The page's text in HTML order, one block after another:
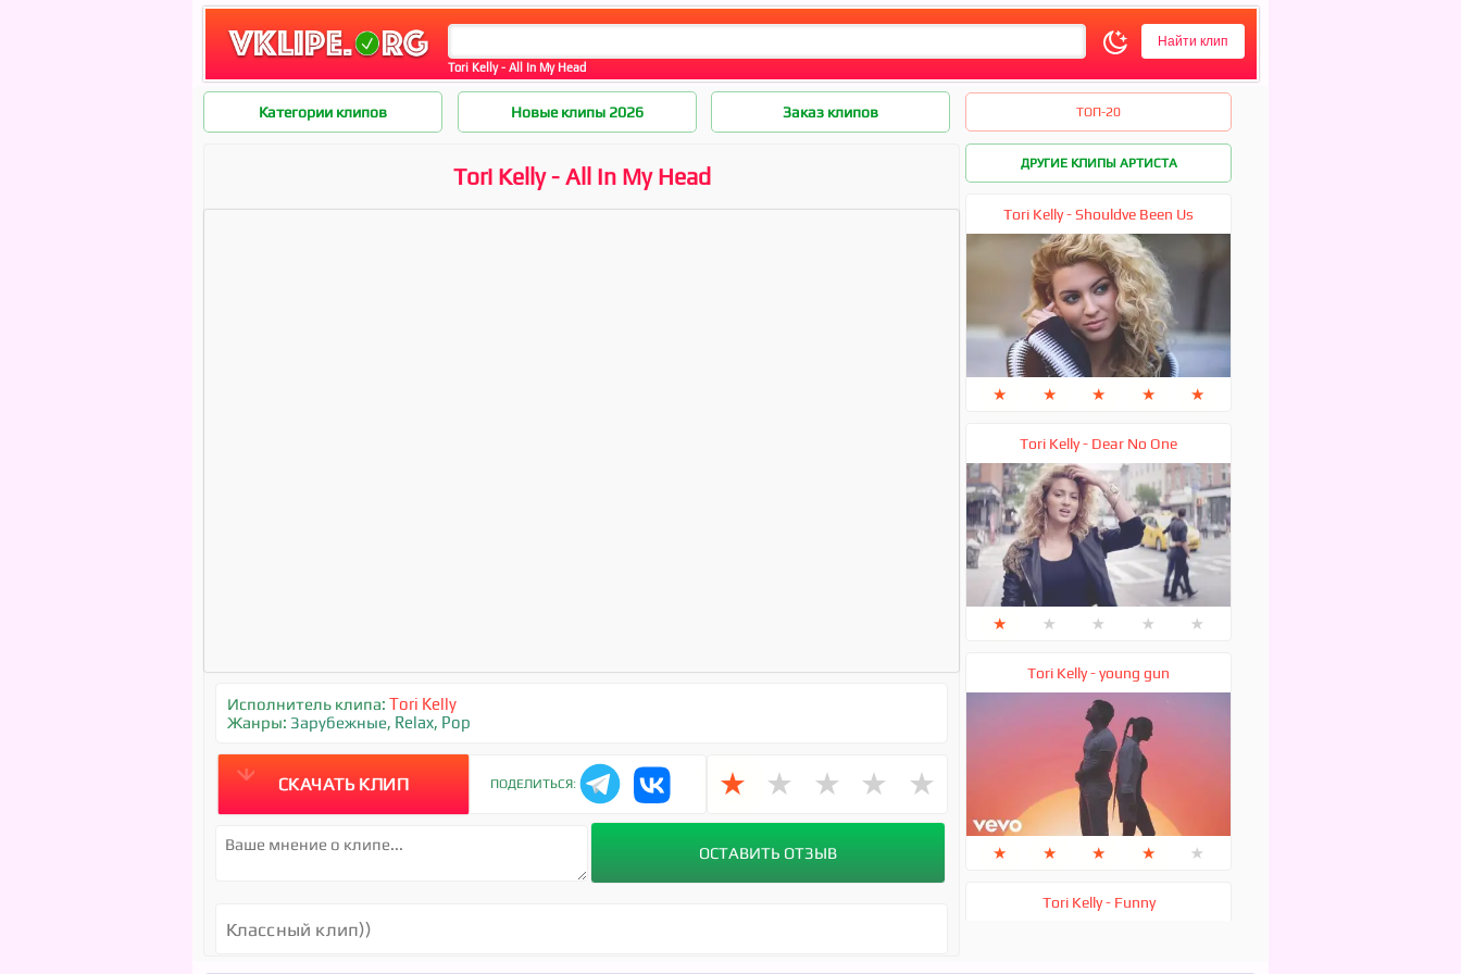
Tori Kelly - All In My Head
Категории клипов Новые клипы 2026 Заказ клипов ТОП-20
Tori Kelly - All In My Head
Исполнитель клипа: Tori Kelly
Жанры: Зарубежные, Relax, Pop
СКАЧАТЬ КЛИП ПОДЕЛИТЬСЯ: ★ ★ ★ ★ ★
Классный клип))
ДРУГИЕ КЛИПЫ АРТИСТА
Tori Kelly - Shouldve Been Us
★ ★ ★ ★ ★
Tori Kelly - Dear No One
★ ★ ★ ★ ★
Tori Kelly - young gun
★ ★ ★ ★ ★
Tori Kelly - Funny